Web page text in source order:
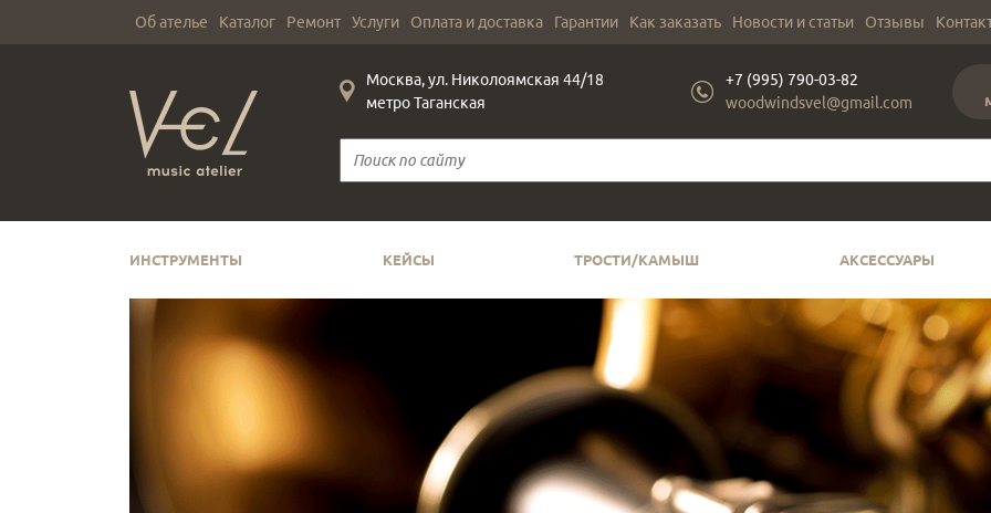
Об ателье Каталог Ремонт Услуги Оплата и доставка Гарантии Как заказать Новости и статьи Отзывы
Москва, ул. Николоямская 44/18
метро Таганская
+7 (995) 790-03-82
woodwindsvel@gmail.com
ИНСТРУМЕНТЫ КЕЙСЫ ТРОСТИ/КАМЫШ АКСЕССУАРЫ